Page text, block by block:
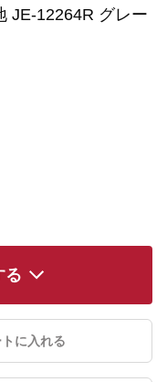
JE-12264R グレー
る
に入れる